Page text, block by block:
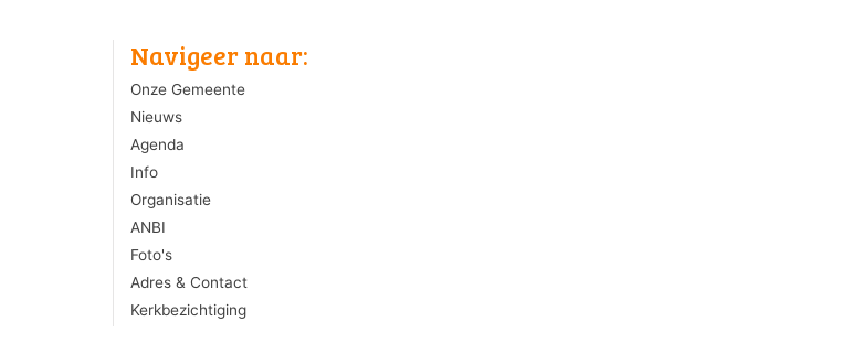
Navigeer naar:
Onze Gemeente
Nieuws
Agenda
Info
Organisatie
ANBI
Foto's
Adres & Contact
Kerkbezichtiging